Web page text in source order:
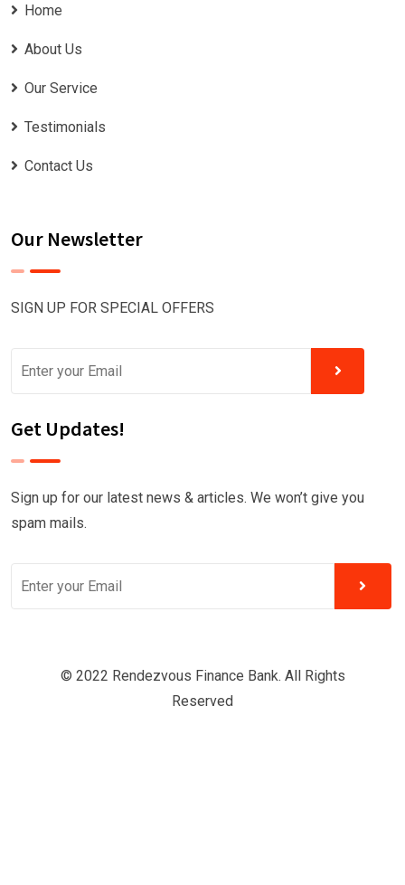
Home
About Us
Our Service
Testimonials
Contact Us
Our Newsletter
SIGN UP FOR SPECIAL OFFERS
Get Updates!
Sign up for our latest news & articles. We won’t give you
spam mails.
© 2022 Rendezvous Finance Bank. All Rights
Reserved